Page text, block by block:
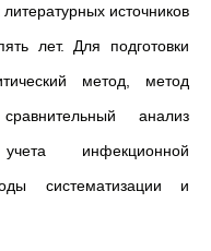
источников
лет. Для подготовки
метод, метод
анализ
инфекционной
систематизации и